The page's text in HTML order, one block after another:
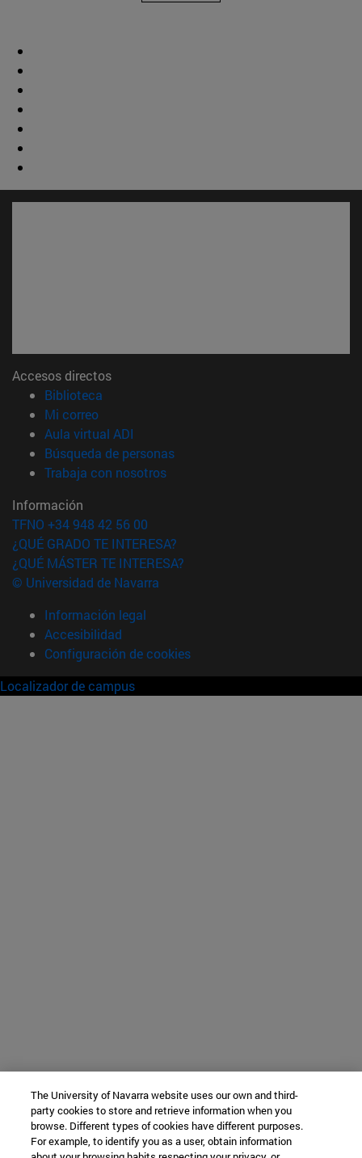
Accesos directos
Biblioteca
Mi correo(abre en nueva ventana)
Aula virtual ADI
Búsqueda de personas(abre en nueva ventana)
Trabaja con nosotros(abre en nueva ventana)
Información
TFNO +34 948 42 56 00
¿QUÉ GRADO TE INTERESA?
¿QUÉ MÁSTER TE INTERESA?
© Universidad de Navarra
Información legal
Accesibilidad
Configuración de cookies
Localizador de campus
The University of Navarra website uses our own and third-
party cookies to store and retrieve information when you
browse. Different types of cookies have different purposes.
For example, to identify you as a user, obtain information